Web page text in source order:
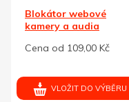
Blokátor webové
kamery a audia
Cena od 109,00 Kč
VLOŽIT DO VÝBĚRU